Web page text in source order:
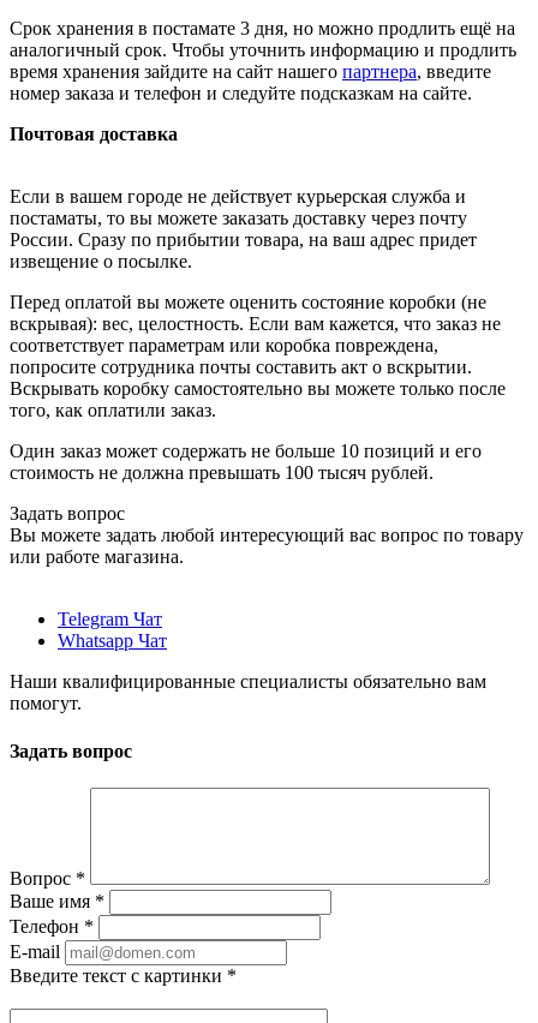
Срок хранения в постамате 3 дня, но можно продлить ещё на
аналогичный срок. Чтобы уточнить информацию и продлить
время хранения зайдите на сайт нашего партнера, введите
номер заказа и телефон и следуйте подсказкам на сайте.
Почтовая доставка
Если в вашем городе не действует курьерская служба и
постаматы, то вы можете заказать доставку через почту
России. Сразу по прибытии товара, на ваш адрес придет
извещение о посылке.
Перед оплатой вы можете оценить состояние коробки (не
вскрывая): вес, целостность. Если вам кажется, что заказ не
соответствует параметрам или коробка повреждена,
попросите сотрудника почты составить акт о вскрытии.
Вскрывать коробку самостоятельно вы можете только после
того, как оплатили заказ.
Один заказ может содержать не больше 10 позиций и его
стоимость не должна превышать 100 тысяч рублей.
Задать вопрос
Вы можете задать любой интересующий вас вопрос по товару
или работе магазина.
Telegram Чат
Whatsapp Чат
Наши квалифицированные специалисты обязательно вам
помогут.
Задать вопрос
Вопрос *
Ваше имя *
Телефон *
E-mail
Введите текст с картинки *